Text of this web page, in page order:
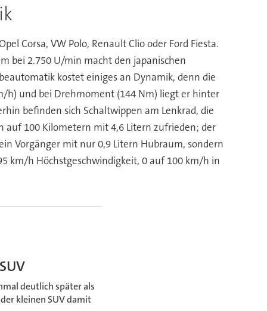
Corsa, VW Polo, Renault Clio oder Ford Fiesta.
bei 2.750 U/min macht den japanischen
kostet einiges an Dynamik, denn die
h) und bei Drehmoment (144 Nm) liegt er hinter
befinden sich Schaltwippen am Lenkrad, die
auf 100 Kilometern mit 4,6 Litern zufrieden; der
Vorgänger mit nur 0,9 Litern Hubraum, sondern
km/h Höchstgeschwindigkeit, 0 auf 100 km/h in
deutlich später als
kleinen SUV damit